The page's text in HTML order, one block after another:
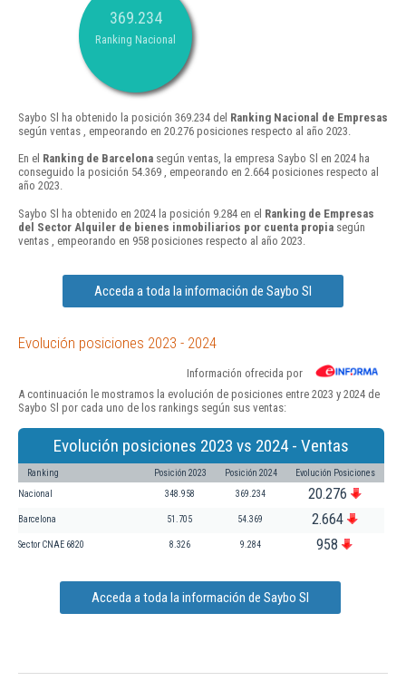
369.234
Ranking Nacional
Saybo Sl ha obtenido la posición 369.234 del Ranking Nacional de Empresas
según ventas , empeorando en 20.276 posiciones respecto al año 2023.
En el Ranking de Barcelona según ventas, la empresa Saybo Sl en 2024 ha
conseguido la posición 54.369 , empeorando en 2.664 posiciones respecto al
año 2023.
Saybo Sl ha obtenido en 2024 la posición 9.284 en el Ranking de Empresas
del Sector Alquiler de bienes inmobiliarios por cuenta propia según
ventas , empeorando en 958 posiciones respecto al año 2023.
Acceda a toda la información de Saybo Sl
Evolución posiciones 2023 - 2024
Información ofrecida por
A continuación le mostramos la evolución de posiciones entre 2023 y 2024 de
Saybo Sl por cada uno de los rankings según sus ventas:
Evolución posiciones 2023 vs 2024 - Ventas
Ranking Posición 2023 Posición 2024 Evolución Posiciones
Nacional 348.958 369.234 20.276
Barcelona 51.705 54.369 2.664
Sector CNAE 6820 8.326 9.284 958
Acceda a toda la información de Saybo Sl